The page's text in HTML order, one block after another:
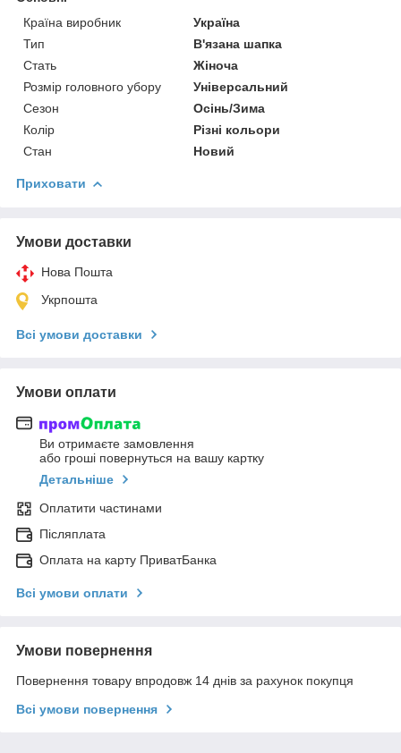
Країна виробник
Україна
Тип
В'язана шапка
Стать
Жіноча
Розмір головного убору
Універсальний
Сезон
Осінь/Зима
Колір
Різні кольори
Стан
Новий
Приховати
Умови доставки
Нова Пошта
Укрпошта
Всі умови доставки
Умови оплати
Ви отримаєте замовлення
або гроші повернуться на вашу картку
Детальніше
Оплатити частинами
Післяплата
Оплата на карту ПриватБанка
Всі умови оплати
Умови повернення
Повернення товару впродовж 14 днів за рахунок покупця
Всі умови повернення